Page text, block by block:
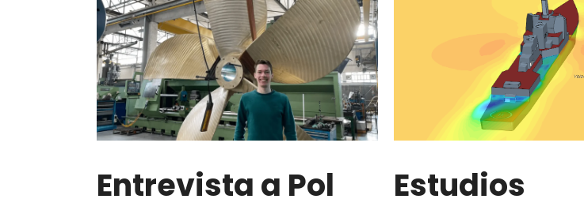
Entrevista a Pol
Estudios